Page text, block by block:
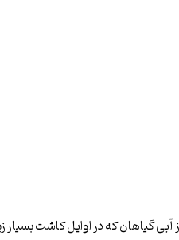
گیاهان که در اوایل کاشت بسیار